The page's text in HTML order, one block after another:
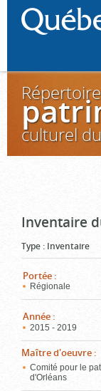
culturel
Inventaire
Type : Inventaire
Portée :
Régionale
Année :
2015 - 2019
Maître d'oeuvre :
Comité pour le
d'Orléans